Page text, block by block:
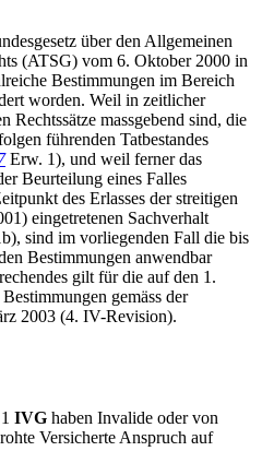
über den Allgemeinen
(ATSG) vom 6. Oktober 2000 in
Bestimmungen im Bereich
worden. Weil in zeitlicher
Rechtssätze massgebend sind, die
führenden Tatbestandes
Erw. 1), und weil ferner das
Beurteilung eines Falles
des Erlasses der streitigen
eingetretenen Sachverhalt
sind im vorliegenden Fall die bis
Bestimmungen anwendbar
gilt für die auf den 1.
gemäss der
2003 (4. IV-Revision).
IVG haben Invalide oder von
Versicherte Anspruch auf